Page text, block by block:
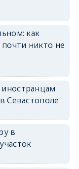
как
никто не
Севастополе
в